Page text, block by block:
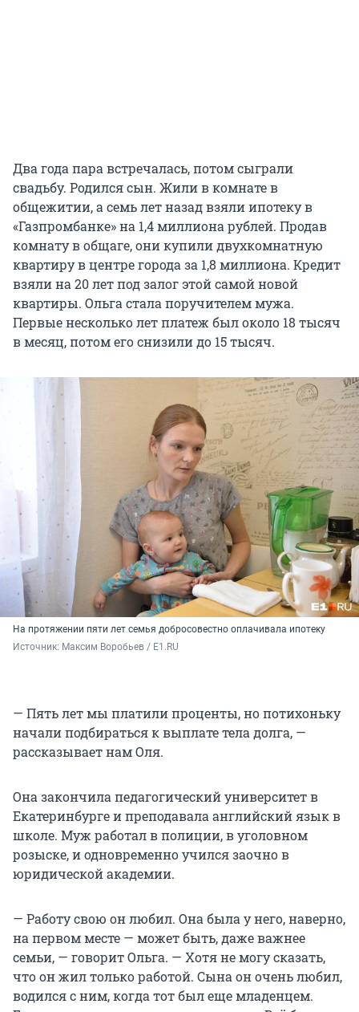
Два года пара встречалась, потом сыграли
свадьбу. Родился сын. Жили в комнате в
общежитии, а семь лет назад взяли ипотеку в
«Газпромбанке» на 1,4 миллиона рублей. Продав
комнату в общаге, они купили двухкомнатную
квартиру в центре города за 1,8 миллиона. Кредит
взяли на 20 лет под залог этой самой новой
квартиры. Ольга стала поручителем мужа.
Первые несколько лет платеж был около 18 тысяч
в месяц, потом его снизили до 15 тысяч.
На протяжении пяти лет семья добросовестно оплачивала ипотеку
Источник: Максим Воробьев / E1.RU
— Пять лет мы платили проценты, но потихоньку
начали подбираться к выплате тела долга, —
рассказывает нам Оля.
Она закончила педагогический университет в
Екатеринбурге и преподавала английский язык в
школе. Муж работал в полиции, в уголовном
розыске, и одновременно учился заочно в
юридической академии.
— Работу свою он любил. Она была у него, наверно,
на первом месте — может быть, даже важнее
семьи, — говорит Ольга. — Хотя не могу сказать,
что он жил только работой. Сына он очень любил,
водился с ним, когда тот был еще младенцем.